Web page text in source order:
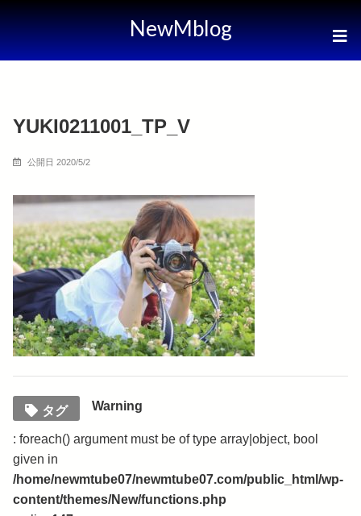
NewMblog
YUKI0211001_TP_V
公開日 2020/5/2
タグ Warning
: foreach() argument must be of type array|object, bool
given in
/home/newmtube07/newmtube07.com/public_html/wp-
content/themes/New/functions.php